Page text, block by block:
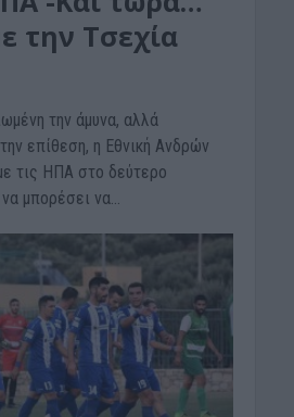
την Τσεχία
την άμυνα, αλλά
επίθεση, η Εθνική Ανδρών
τις ΗΠΑ στο δεύτερο
μπορέσει να...